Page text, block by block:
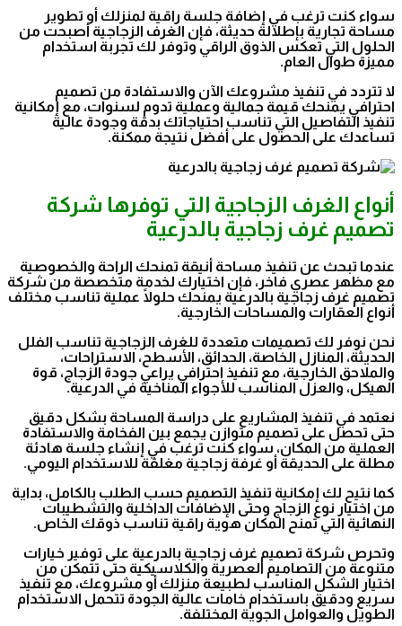
سواء كنت ترغب في إضافة جلسة راقية لمنزلك أو تطوير
مساحة تجارية بإطلالة حديثة، فإن الغرف الزجاجية أصبحت من
الحلول التي تعكس الذوق الراقي وتوفر لك تجربة استخدام
مميزة طوال العام.
لا تتردد في تنفيذ مشروعك الآن والاستفادة من تصميم
احترافي يمنحك قيمة جمالية وعملية تدوم لسنوات، مع إمكانية
تنفيذ التفاصيل التي تناسب احتياجاتك بدقة وجودة عالية
تساعدك على الحصول على أفضل نتيجة ممكنة.
أنواع الغرف الزجاجية التي توفرها شركة
تصميم غرف زجاجية بالدرعية
عندما تبحث عن تنفيذ مساحة أنيقة تمنحك الراحة والخصوصية
مع مظهر عصري فاخر، فإن اختيارك لخدمة متخصصة من شركة
تصميم غرف زجاجية بالدرعية يمنحك حلولًا عملية تناسب مختلف
أنواع العقارات والمساحات الخارجية.
نحن نوفر لك تصميمات متعددة للغرف الزجاجية تناسب الفلل
الحديثة، المنازل الخاصة، الحدائق، الأسطح، الاستراحات،
والملاحق الخارجية، مع تنفيذ احترافي يراعي جودة الزجاج، قوة
الهيكل، والعزل المناسب للأجواء المناخية في الدرعية.
نعتمد في تنفيذ المشاريع على دراسة المساحة بشكل دقيق
حتى تحصل على تصميم متوازن يجمع بين الفخامة والاستفادة
العملية من المكان، سواء كنت ترغب في إنشاء جلسة هادئة
مطلة على الحديقة أو غرفة زجاجية مغلقة للاستخدام اليومي.
كما نتيح لك إمكانية تنفيذ التصميم حسب الطلب بالكامل، بداية
من اختيار نوع الزجاج وحتى الإضافات الداخلية والتشطيبات
النهائية التي تمنح المكان هوية راقية تناسب ذوقك الخاص.
وتحرص شركة تصميم غرف زجاجية بالدرعية على توفير خيارات
متنوعة من التصاميم العصرية والكلاسيكية حتى تتمكن من
اختيار الشكل المناسب لطبيعة منزلك أو مشروعك، مع تنفيذ
سريع ودقيق باستخدام خامات عالية الجودة تتحمل الاستخدام
الطويل والعوامل الجوية المختلفة.